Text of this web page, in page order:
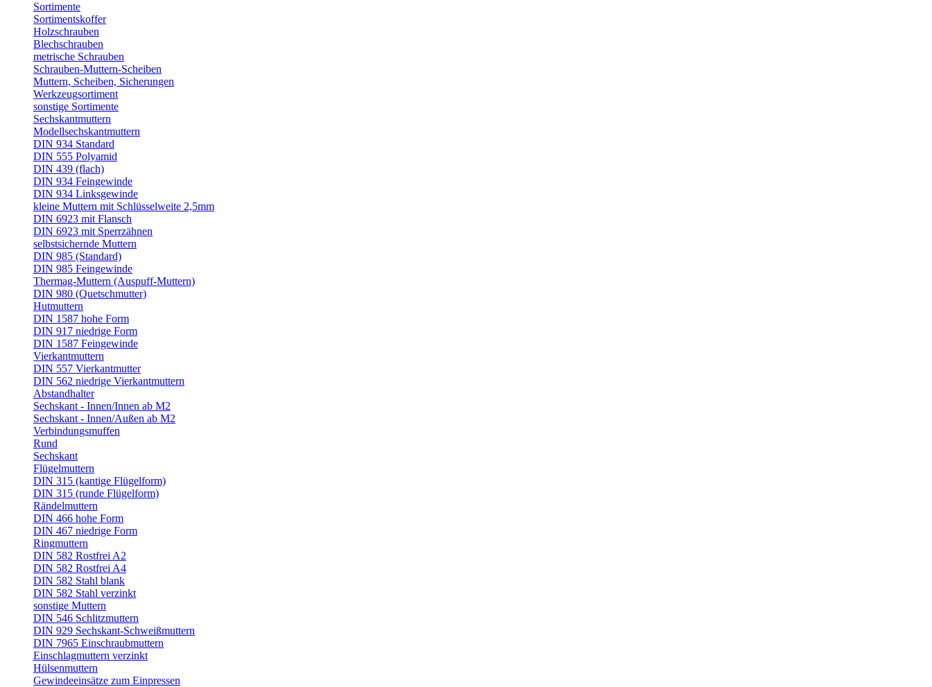
Sortimente
Sortimentskoffer
Holzschrauben
Blechschrauben
metrische Schrauben
Schrauben-Muttern-Scheiben
Muttern, Scheiben, Sicherungen
Werkzeugsortiment
sonstige Sortimente
Sechskantmuttern
Modellsechskantmuttern
DIN 934 Standard
DIN 555 Polyamid
DIN 439 (flach)
DIN 934 Feingewinde
DIN 934 Linksgewinde
kleine Muttern mit Schlüsselweite 2,5mm
DIN 6923 mit Flansch
DIN 6923 mit Sperrzähnen
selbstsichernde Muttern
DIN 985 (Standard)
DIN 985 Feingewinde
Thermag-Muttern (Auspuff-Muttern)
DIN 980 (Quetschmutter)
Hutmuttern
DIN 1587 hohe Form
DIN 917 niedrige Form
DIN 1587 Feingewinde
Vierkantmuttern
DIN 557 Vierkantmutter
DIN 562 niedrige Vierkantmuttern
Abstandhalter
Sechskant - Innen/Innen ab M2
Sechskant - Innen/Außen ab M2
Verbindungsmuffen
Rund
Sechskant
Flügelmuttern
DIN 315 (kantige Flügelform)
DIN 315 (runde Flügelform)
Rändelmuttern
DIN 466 hohe Form
DIN 467 niedrige Form
Ringmuttern
DIN 582 Rostfrei A2
DIN 582 Rostfrei A4
DIN 582 Stahl blank
DIN 582 Stahl verzinkt
sonstige Muttern
DIN 546 Schlitzmuttern
DIN 929 Sechskant-Schweißmuttern
DIN 7965 Einschraubmuttern
Einschlagmuttern verzinkt
Hülsenmuttern
Gewindeeinsätze zum Einpressen